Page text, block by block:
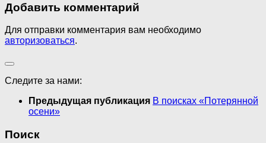
Добавить комментарий
Для отправки комментария вам необходимо
авторизоваться.
Следите за нами:
Предыдущая публикация В поисках «Потерянной
осени»
Поиск